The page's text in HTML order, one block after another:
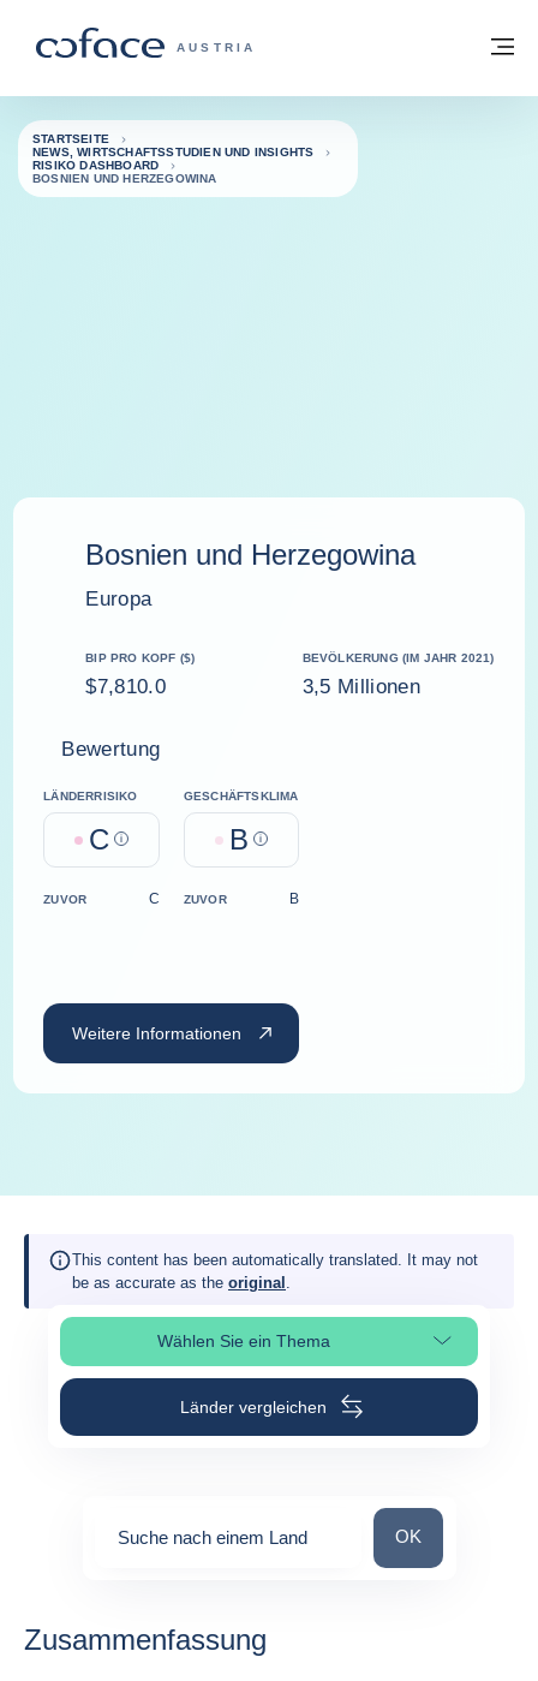
COFACE FOR TRADE - WEBSEITE DER
AUSTRIA
Zurück zur Startseite
STARTSEITE
NEWS, WIRTSCHAFTSSTUDIEN UND INSIGHTS
RISIKO DASHBOARD
BOSNIEN UND HERZEGOWINA
Bosnien und Herzegowina
Europa
BIP PRO KOPF ($)
$7,810.0
BEVÖLKERUNG (IM JAHR 2021)
3,5 Millionen
Bewertung
LÄNDERRISIKO
C Help
GESCHÄFTSKLIMA
B Help
ZUVOR C ZUVOR B
Weitere Informationen
This content has been automatically translated. It may not
be as accurate as the original .
Wählen Sie ein ThemaSeitenabschnitt auswählen
Länder vergleichen
Suche nach einem Land Suche nach
OK
Zusammenfassung